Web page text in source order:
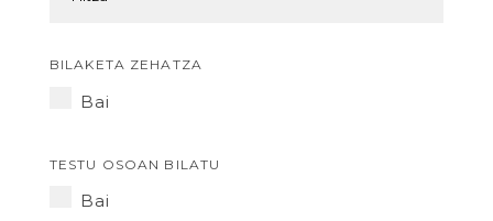
BILAKETA ZEHATZA
Bai
TESTU OSOAN BILATU
Bai